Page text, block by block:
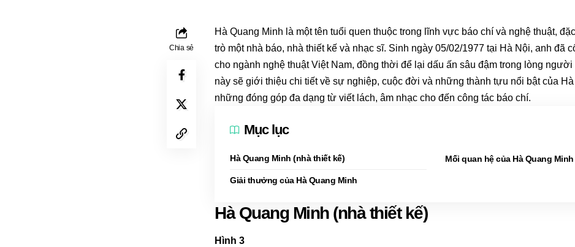
Chia sẻ
Hà Quang Minh là một tên tuổi quen thuộc trong lĩnh vực báo chí và nghệ thuật,
trò một nhà báo, nhà thiết kế và nhạc sĩ. Sinh ngày 05/02/1977 tại Hà Nội, anh đã
cho ngành nghệ thuật Việt Nam, đồng thời để lại dấu ấn sâu đậm trong lòng người
này sẽ giới thiệu chi tiết về sự nghiệp, cuộc đời và những thành tựu nổi bật của
những đóng góp đa dạng từ viết lách, âm nhạc cho đến công tác báo chí.
Mục lục
Hà Quang Minh (nhà thiết kế)
Giải thưởng của Hà Quang Minh
Mối quan hệ của Hà Quang Minh
Hà Quang Minh (nhà thiết kế)
Hình 3